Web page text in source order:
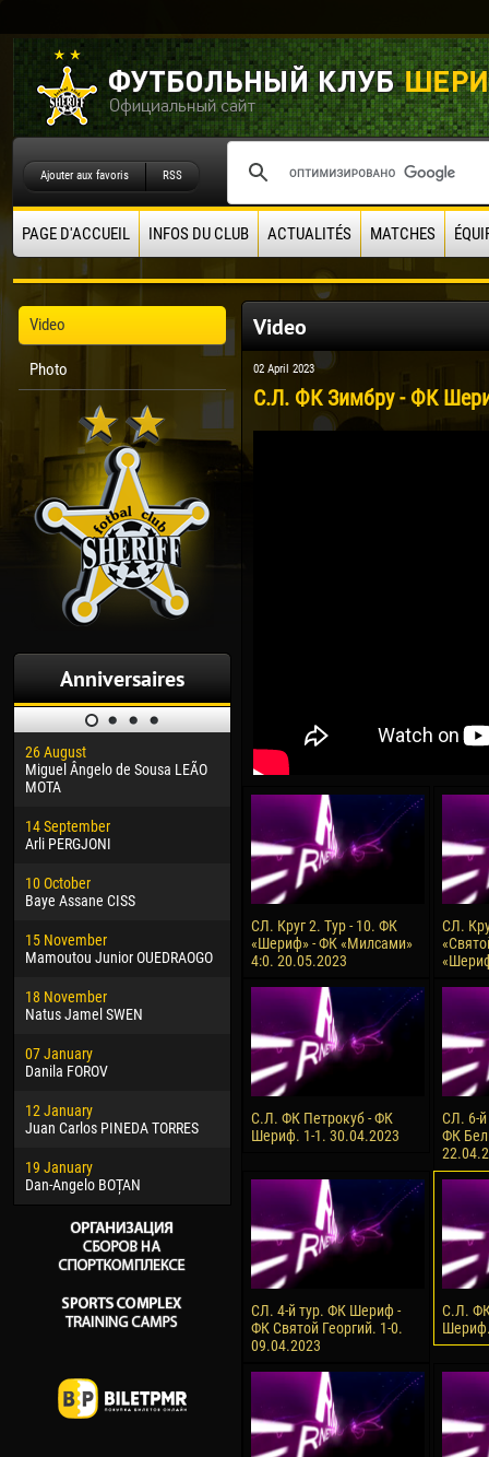
Ajouter aux favoris RSS
PAGE D'ACCUEIL INFOS DU CLUB ACTUALITÉS MATCHES
Video
Photo
Anniversaires
26 August
Miguel Ângelo de Sousa LEÃO
MOTA
14 September
Arli PERGJONI
10 October
Baye Assane CISS
15 November
Mamoutou Junior OUEDRAOGO
18 November
Natus Jamel SWEN
07 January
Danila FOROV
12 January
Juan Carlos PINEDA TORRES
19 January
Dan-Angelo BOȚAN
30 January
Dhoraso Moreo KLAS
24 February
Vladislav COSTIN
02 March
Veaceslav COZMA
09 March
Emmanuel AFETSE
Jayder Moreno ASPRILLA
22 March
Samba KONÉ
26 March
Vitor Hugo Morais de OLIVEIRA
28 March
04
13
15
24
10
15
Ivan
17
Jair
Video
02 April 2023
С.Л. ФК Зимбру - ФК
СЛ. Круг 2. Тур - 10. ФК
«Шериф» - ФК «Милсами»
4:0. 20.05.2023
СЛ.
С.Л. ФК Петрокуб - ФК
Шериф. 1-1. 30.04.2023
СЛ. 6-
ФК
СЛ. 4-й тур. ФК Шериф -
ФК Святой Георгий. 1-0.
09.04.2023
С.Л.